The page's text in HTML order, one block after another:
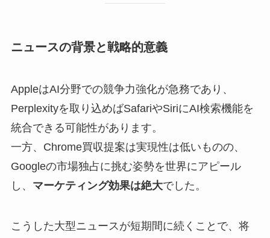
ニュースの背景と戦略的意義
AppleはAI分野での競争力強化が急務であり、
Perplexityを取り込めばSafariやSiriにAI検索機能を
統合できる可能性があります。
一方、Chrome買収提案は実現性は低いものの、
Googleの市場独占に挑む姿勢を世界にアピール
し、 マーケティング効果は絶大でした。
こうした大型ニュースが短期間に続くことで、将